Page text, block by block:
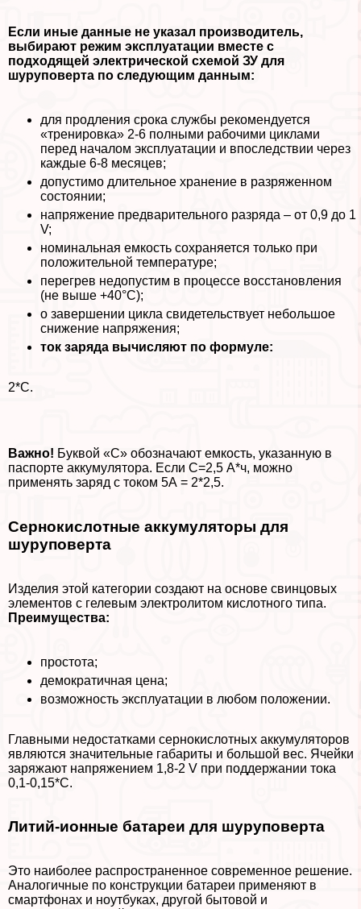
Если иные данные не указал производитель,
выбирают режим эксплуатации вместе с
подходящей электрической схемой ЗУ для
шуруповерта по следующим данным:
для продления срока службы рекомендуется
«тренировка» 2-6 полными рабочими циклами
перед началом эксплуатации и впоследствии через
каждые 6-8 месяцев;
допустимо длительное хранение в разряженном
состоянии;
напряжение предварительного разряда – от 0,9 до 1
V;
номинальная емкость сохраняется только при
положительной температуре;
перегрев недопустим в процессе восстановления
(не выше +40°C);
о завершении цикла свидетельствует небольшое
снижение напряжения;
ток заряда вычисляют по формуле:
2*C.
Важно! Буквой «С» обозначают емкость, указанную в
паспорте аккумулятора. Если C=2,5 А*ч, можно
применять заряд с током 5А = 2*2,5.
Сернокислотные аккумуляторы для
шуруповерта
Изделия этой категории создают на основе свинцовых
элементов с гелевым электролитом кислотного типа.
Преимущества:
простота;
демократичная цена;
возможность эксплуатации в любом положении.
Главными недостатками сернокислотных аккумуляторов
являются значительные габариты и большой вес. Ячейки
заряжают напряжением 1,8-2 V при поддержании тока
0,1-0,15*С.
Литий-ионные батареи для шуруповерта
Это наиболее распространенное современное решение.
Аналогичные по конструкции батареи применяют в
смартфонах и ноутбуках, другой бытовой и